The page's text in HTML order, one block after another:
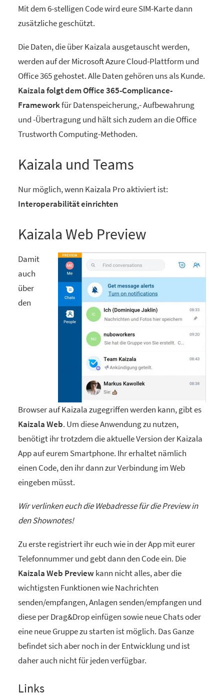
Mit dem 6-stelligen Code wird eure SIM-Karte dann
zusätzliche geschützt.
Die Daten, die über Kaizala ausgetauscht werden,
werden auf der Microsoft Azure Cloud-Plattform und
Office 365 gehostet. Alle Daten gehören uns als Kunde.
Kaizala folgt dem Office 365-Complicance-
Frameworkfür Datenspeicherung,- Aufbewahrung
und -Übertragung und hält sich zudem an die Office
Trustworth Computing-Methoden.
Kaizala und Teams
Nur möglich, wenn Kaizala Pro aktiviert ist:
Interoperabilität einrichten
Kaizala Web Preview
Damit
auch
über
den
Browser auf Kaizala zugegriffen werden kann, gibt es
Kaizala Web. Um diese Anwendung zu nutzen,
benötigt ihr trotzdem die aktuelle Version der Kaizala
App auf eurem Smartphone. Ihr erhaltet nämlich
einen Code, den ihr dann zur Verbindung im Web
eingeben müsst.
Wir verlinken euch die Webadresse für die Preview in
den Shownotes!
Zu erste registriert ihr euch wie in der App mit eurer
Telefonnummer und gebt dann den Code ein. Die
Kaizala Web Previewkann nicht alles, aber die
wichtigsten Funktionen wie Nachrichten
senden/empfangen, Anlagen senden/empfangen und
diese per Drag&Drop einfügen sowie neue Chats oder
eine neue Gruppe zu starten ist möglich. Das Ganze
befindet sich aber noch in der Entwicklung und ist
daher auch nicht für jeden verfügbar.
Links